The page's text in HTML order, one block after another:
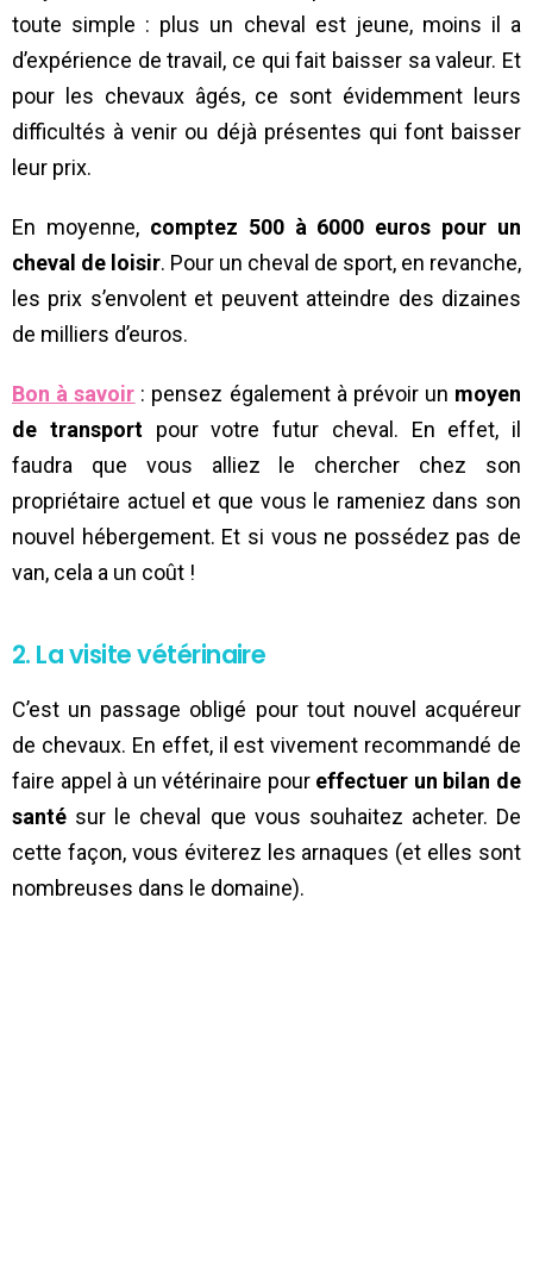
toute simple : plus un cheval est jeune, moins il a
d’expérience de travail, ce qui fait baisser sa valeur. Et
pour les chevaux âgés, ce sont évidemment leurs
difficultés à venir ou déjà présentes qui font baisser
leur prix.
En moyenne, comptez 500 à 6000 euros pour un
cheval de loisir. Pour un cheval de sport, en revanche,
les prix s’envolent et peuvent atteindre des dizaines
de milliers d’euros.
Bon à savoir : pensez également à prévoir un moyen
de transportpour votre futur cheval. En effet, il
faudra que vous alliez le chercher chez son
propriétaire actuel et que vous le rameniez dans son
nouvel hébergement. Et si vous ne possédez pas de
van, cela a un coût !
2. La visite vétérinaire
C’est un passage obligé pour tout nouvel acquéreur
de chevaux. En effet, il est vivement recommandé de
faire appel à un vétérinaire pour effectuer un bilan de
santé sur le cheval que vous souhaitez acheter. De
cette façon, vous éviterez les arnaques (et elles sont
nombreuses dans le domaine).